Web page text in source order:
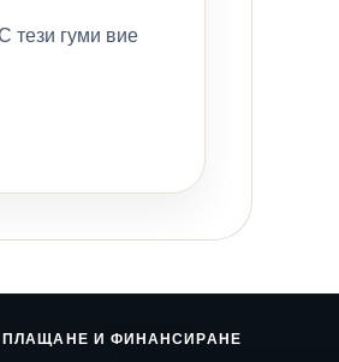
тези гуми вие
ПЛАЩАНЕ И ФИНАНСИРАНЕ